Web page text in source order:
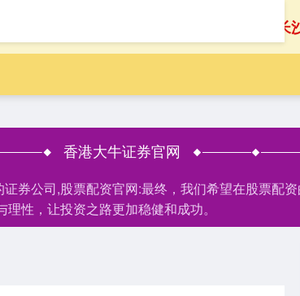
香港大牛证券官网
券公司,股票配资官网:最终，我们希望在股票配
性，让投资之路更加稳健和成功。